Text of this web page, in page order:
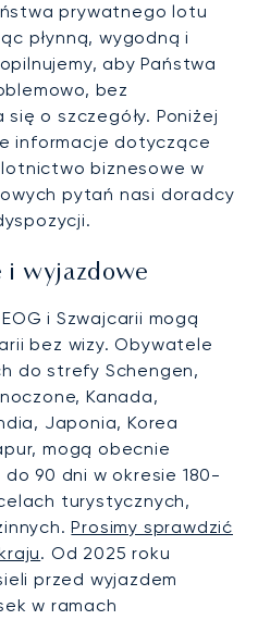
prywatnego lotu
płynną, wygodną i
aby Państwa
bez
o szczegóły. Poniżej
informacje dotyczące
biznesowe w
pytań nasi doradcy
i wyjazdowe
i Szwajcarii mogą
bez wizy. Obywatele
do strefy Schengen,
Kanada,
Japonia, Korea
mogą obecnie
90 dni w okresie 180-
turystycznych,
Prosimy sprawdzić
. Od 2025 roku
przed wyjazdem
w ramach